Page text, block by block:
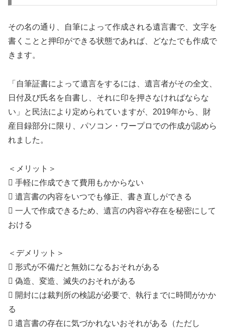
その名の通り、自筆によって作成される遺言書で、文字を
書くことと押印ができる状態であれば、どなたでも作成で
きます。
「自筆証書によって遺言をするには、遺言者がその全文、
日付及び氏名を自書し、それに印を押さなければならな
い」と民法により定められていますが、2019年から、財
産目録部分に限り、パソコン・ワープロでの作成が認めら
れました。
＜メリット＞
 手軽に作成できて費用もかからない
 遺言書の内容をいつでも修正、書き直しができる
 一人で作成できるため、遺言の内容や存在を秘密にして
おける
＜デメリット＞
 形式が不備だと無効になるおそれがある
 偽造、変造、滅失のおそれがある
 開封には裁判所の検認が必要で、執行までに時間がかか
る
 遺言書の存在に気づかれないおそれがある（ただし